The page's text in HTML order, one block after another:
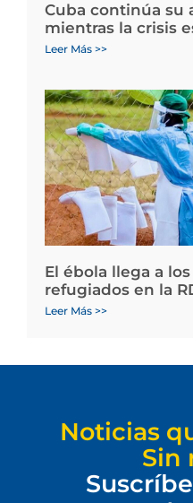
Cuba continúa su
mientras la crisis
Leer Más >>
El ébola llega a
refugiados en la
Leer Más >>
Noticias
Sin